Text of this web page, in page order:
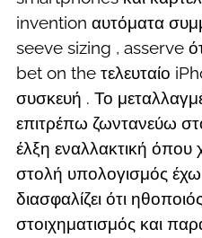
invention αυτόματα
seeve sizing , asserve
bet on the τελευταίο
συσκευή . Το
επιτρέπω ζωντανεύω
έλξη εναλλακτική όπου
στολή υπολογισμός
διασφαλίζει ότι
στοιχηματισμός και